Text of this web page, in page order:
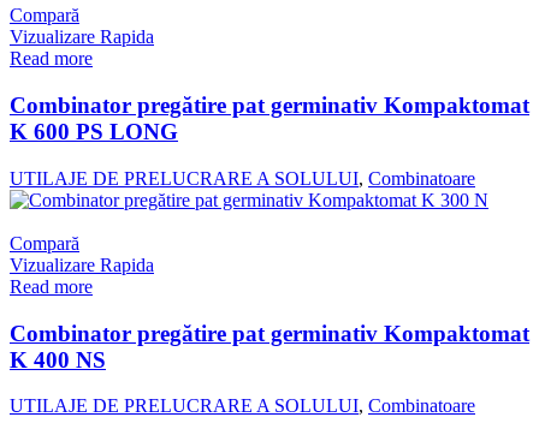
Compară
Vizualizare Rapida
Read more
Combinator pregătire pat germinativ Kompaktomat
K 600 PS LONG
UTILAJE DE PRELUCRARE A SOLULUI, Combinatoare
Compară
Vizualizare Rapida
Read more
Combinator pregătire pat germinativ Kompaktomat
K 400 NS
UTILAJE DE PRELUCRARE A SOLULUI, Combinatoare